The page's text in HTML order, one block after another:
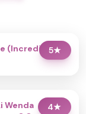
5★
(Incredibox
4★
Wenda